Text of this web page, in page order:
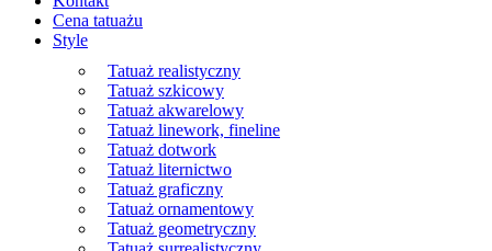
Cena tatuażu
Style
Tatuaż realistyczny
Tatuaż szkicowy
Tatuaż akwarelowy
Tatuaż linework, fineline
Tatuaż dotwork
Tatuaż liternictwo
Tatuaż graficzny
Tatuaż ornamentowy
Tatuaż geometryczny